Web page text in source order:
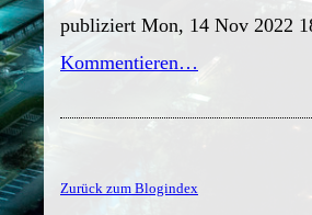
publiziert Mon, 14 Nov 2022
Kommentieren…
Zurück zum Blogindex